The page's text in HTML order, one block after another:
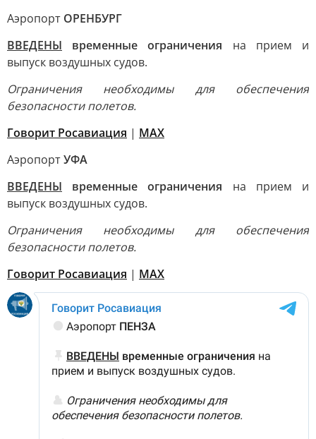
Аэропорт ОРЕНБУРГ
ВВЕДЕНЫ временные ограничения на прием и
выпуск воздушных судов.
Ограничения необходимы для обеспечения
безопасности полетов.
Говорит Росавиация | MАХ
АэропортУФА
ВВЕДЕНЫ временные ограничения на прием и
выпуск воздушных судов.
Ограничения необходимы для обеспечения
безопасности полетов.
Говорит Росавиация | MАХ